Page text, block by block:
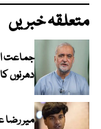
متعلقہ خبریں
دھرنوں
میر رضا